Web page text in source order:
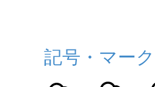
記号・マーク